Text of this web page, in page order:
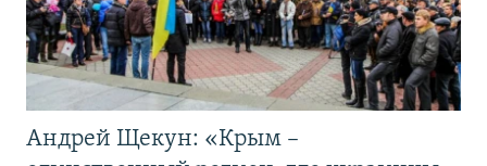
Андрей Щекун: «Крым –